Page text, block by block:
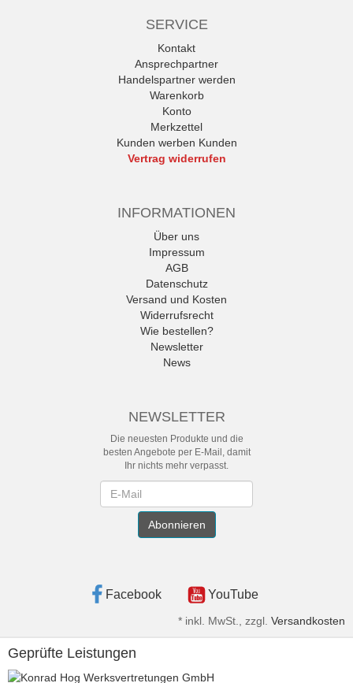
SERVICE
Kontakt
Ansprechpartner
Handelspartner werden
Warenkorb
Konto
Merkzettel
Kunden werben Kunden
Vertrag widerrufen
INFORMATIONEN
Über uns
Impressum
AGB
Datenschutz
Versand und Kosten
Widerrufsrecht
Wie bestellen?
Newsletter
News
NEWSLETTER
Die neuesten Produkte und die
besten Angebote per E-Mail, damit
Ihr nichts mehr verpasst.
Abonnieren
Facebook YouTube
* inkl. MwSt., zzgl. Versandkosten
Geprüfte Leistungen